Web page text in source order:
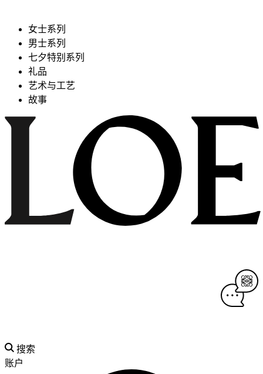
女士系列
男士系列
七夕特别系列
礼品
艺术与工艺
故事
搜索
账户